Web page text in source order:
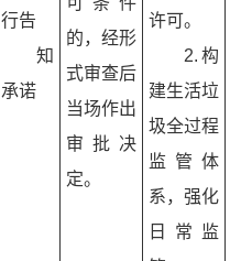
行告
知
承诺
的，经形
式审查后
当场作出
审批决
定。
许可。
2.构
建生活垃
圾全过程
监管体
系，强化
日常监